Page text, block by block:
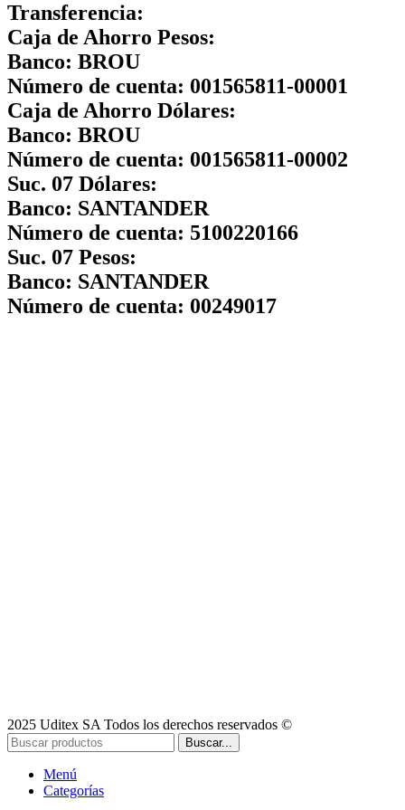
Transferencia:
Caja de Ahorro Pesos:
Banco: BROU
Número de cuenta: 001565811-00001
Caja de Ahorro Dólares:
Banco: BROU
Número de cuenta: 001565811-00002
Suc. 07 Dólares:
Banco: SANTANDER
Número de cuenta: 5100220166
Suc. 07 Pesos:
Banco: SANTANDER
Número de cuenta: 00249017
2025 Uditex SA Todos los derechos reservados ©
Buscar...
Menú
Categorías